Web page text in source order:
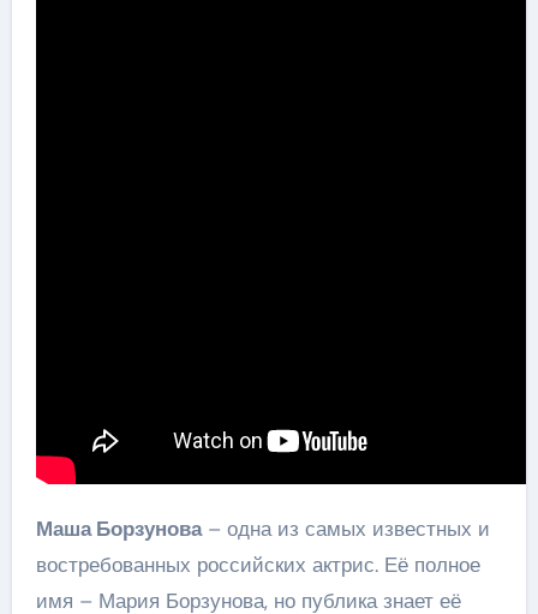
Маша Борзунова– одна из самых известных и
востребованных российских актрис. Её полное
имя – Мария Борзунова, но публика знает её